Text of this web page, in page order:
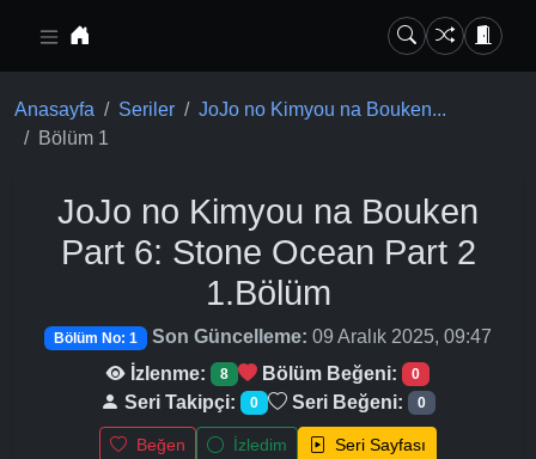
Anasayfa Seriler
JoJo no Kimyou na Bouken...
Bölüm 1
JoJo no Kimyou na Bouken
Part 6: Stone Ocean Part 2
1.Bölüm
Bölüm No: 1 Son Güncelleme: 09 Aralık 2025, 09:47
İzlenme:
8 Bölüm Beğeni: 0
Seri Takipçi: 0 Seri Beğeni: 0
Beğen İzledim Seri Sayfası